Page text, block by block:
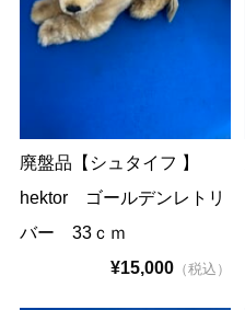
廃盤品【シュタイフ 】
hektor ゴールデンレトリ
バー 33ｃｍ
¥15,000 （税込）